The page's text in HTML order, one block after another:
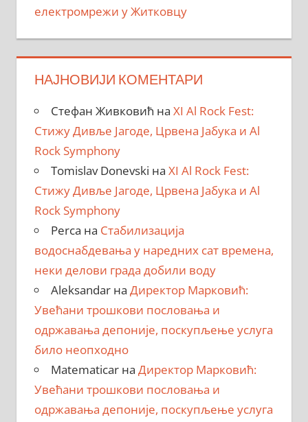
електромрежи у Житковцу
НАЈНОВИЈИ КОМЕНТАРИ
Стефан Живковић на XI Al Rock Fest:
Стижу Дивље Јагоде, Црвена Јабука и Al
Rock Symphony
Tomislav Donevski на XI Al Rock Fest:
Стижу Дивље Јагоде, Црвена Јабука и Al
Rock Symphony
Perca на Стабилизација
водоснабдевања у наредних сат времена,
неки делови града добили воду
Aleksandarна Директор Марковић:
Увећани трошкови пословања и
одржавања депоније, поскупљење услуга
било неопходно
Matematicarна Директор Марковић:
Увећани трошкови пословања и
одржавања депоније, поскупљење услуга